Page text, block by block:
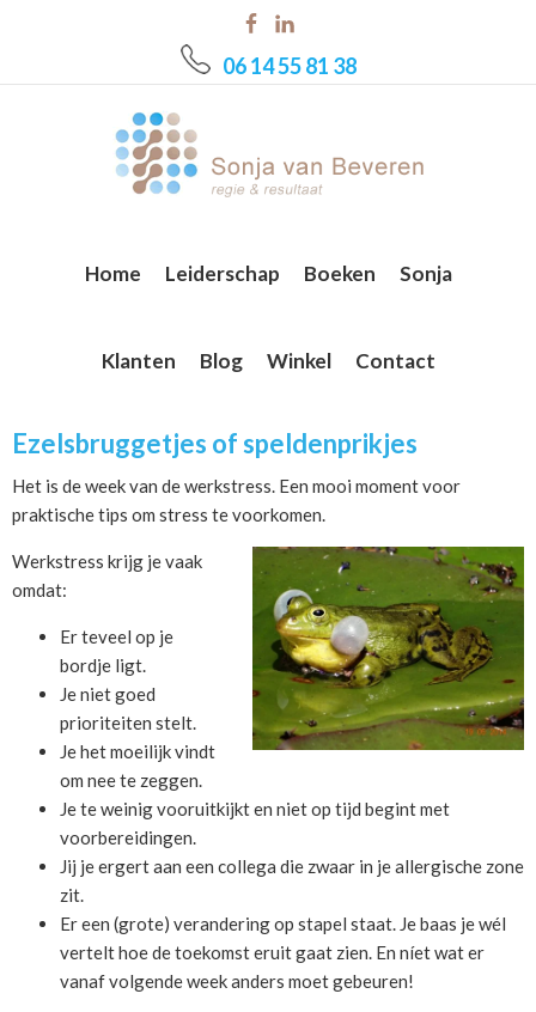
06 14 55 81 38
Home Leiderschap Boeken Sonja
Klanten Blog Winkel Contact
Ezelsbruggetjes of speldenprikjes
Het is de week van de werkstress. Een mooi moment voor
praktische tips om stress te voorkomen.
Werkstress krijg je vaak
omdat:
Er teveel op je
bordje ligt.
Je niet goed
prioriteiten stelt.
Je het moeilijk vindt
om nee te zeggen.
Je te weinig vooruitkijkt en niet op tijd begint met
voorbereidingen.
Jij je ergert aan een collega die zwaar in je allergische zone
zit.
Er een (grote) verandering op stapel staat. Je baas je wél
vertelt hoe de toekomst eruit gaat zien. En níet wat er
vanaf volgende week anders moet gebeuren!